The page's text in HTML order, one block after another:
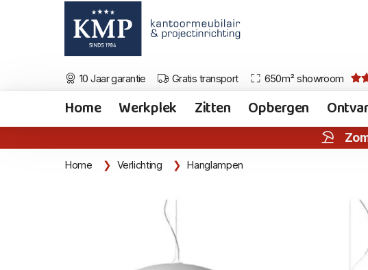
10 Jaar garantie Gratis transport 650m² showroom
Home Werkplek Zitten Opbergen
Home Verlichting Hanglampen